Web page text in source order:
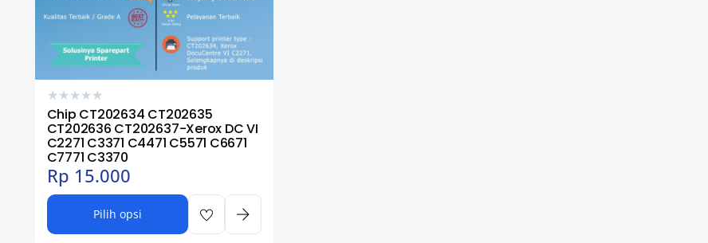
★★★★★
Chip CT202634 CT202635
CT202636 CT202637-Xerox DC VI
C2271 C3371 C4471 C5571 C6671
C7771 C3370
Rp 15.000
Pilih opsi